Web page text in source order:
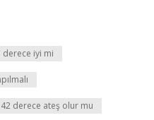
derece iyi mi
42 derece ateş olur mu